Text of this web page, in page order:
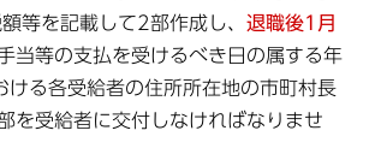
等を記載して2部作成し、 退職後1月
当等の支払を受けるべき日の属する年
ける各受給者の住所所在地の市町村長
を受給者に交付しなければなりませ